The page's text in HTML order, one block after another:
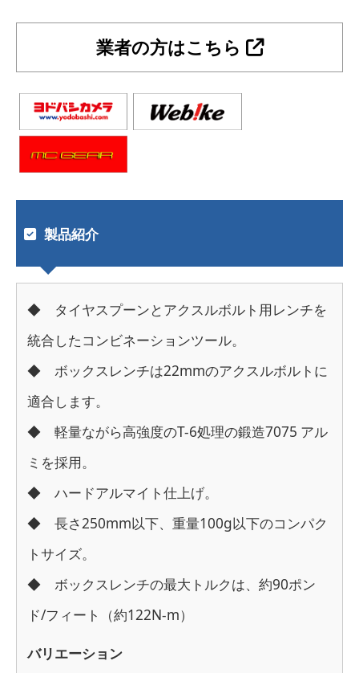
業者の方はこちら
製品紹介
◆ タイヤスプーンとアクスルボルト用レンチを
統合したコンビネーションツール。
◆ ボックスレンチは22mmのアクスルボルトに
適合します。
◆ 軽量ながら高強度のT-6処理の鍛造7075 アル
ミを採用。
◆ ハードアルマイト仕上げ。
◆ 長さ250mm以下、重量100g以下のコンパク
トサイズ。
◆ ボックスレンチの最大トルクは、約90ポン
ド/フィート（約122N-m）
バリエーション